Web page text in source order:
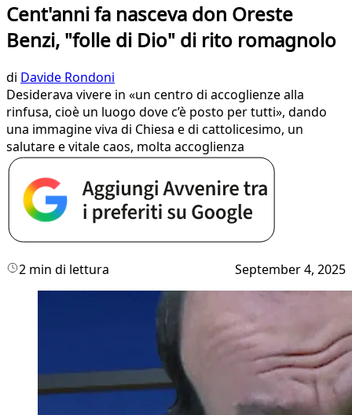
Cent'anni fa nasceva don Oreste
Benzi, "folle di Dio" di rito romagnolo
di Davide Rondoni
Desiderava vivere in «un centro di accoglienze alla
rinfusa, cioè un luogo dove c’è posto per tutti», dando
una immagine viva di Chiesa e di cattolicesimo, un
salutare e vitale caos, molta accoglienza
2 min di lettura September 4, 2025